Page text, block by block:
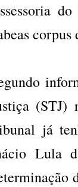
corpus
(STJ)
já
Lula